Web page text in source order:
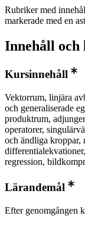
Rubriker med
markerade med en
Innehåll och
Kursinnehåll
Vektorrum, linjära
och generaliserade
produktrum,
operatorer,
och ändliga kroppar,
regression,
Lärandemål
Efter genomgången